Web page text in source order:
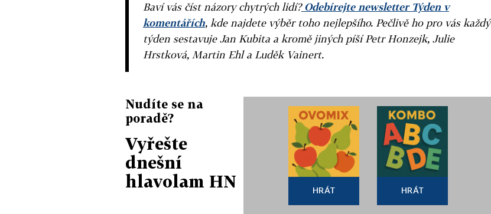
Baví vás číst názory chytrých lidí?Odebírejte newsletter Týden v
komentářích, kde najdete výběr toho nejlepšího. Pečlivě ho pro vás každý
týden sestavuje Jan Kubita a kromě jiných píší Petr Honzejk, Julie
Hrstková, Martin Ehl a Luděk Vainert.
Nudíte se na
poradě?
Vyřešte
dnešní
hlavolam HN
HRÁT HRÁT